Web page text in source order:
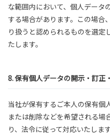
な範囲内において、個人データ
する場合があります。この場合
り扱うと認められるものを選定
たします。
8. 保有個人データの開示・訂正
当社が保有するご本人の保有個
または削除などを希望される場
り、法令に従って対応いたしま